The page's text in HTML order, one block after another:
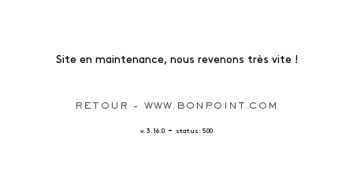
Site en maintenance, nous revenons très vite !
RETOUR - WWW.BONPOINT.COM
v. 3.16.0 - status: 500